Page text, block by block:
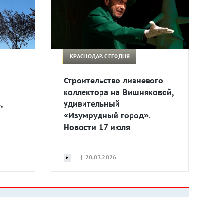
КРАСНОДАР. СЕГОДНЯ
Строительство ливневого
коллектора на Вишняковой,
удивительный
«Изумрудный город».
Новости 17 июля
| 20.07.2026